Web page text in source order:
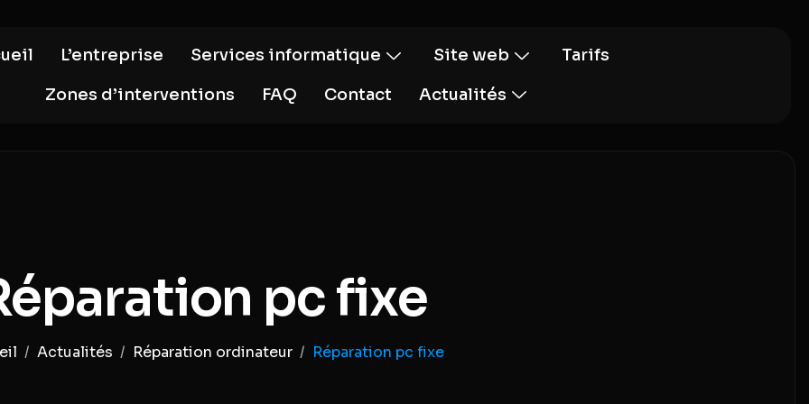
L’entreprise Services informatique Site web
Tarifs
Zones d’interventions
FAQ Contact Actualités
pc fixe
Actualités Réparation ordinateur Réparation pc fixe